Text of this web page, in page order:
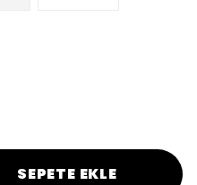
SEPETE EKLE